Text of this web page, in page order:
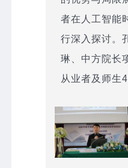
者在人工智能
行深入探讨。
琳、中方院长
从业者及师生